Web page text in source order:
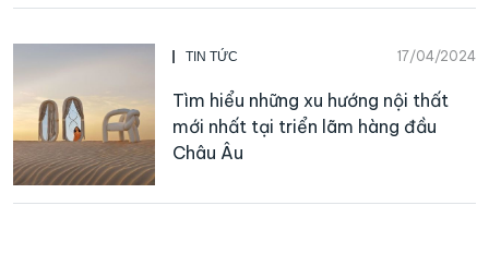
TIN TỨC 17/04/2024
Tìm hiểu những xu hướng nội thất
mới nhất tại triển lãm hàng đầu
Châu Âu